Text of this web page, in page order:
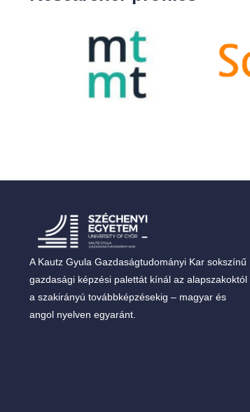
A Kautz Gyula Gazdaságtudományi Kar sokszínű
gazdasági képzési palettát kínál az alapszakoktól
a szakirányú továbbképzésekig – magyar és
angol nyelven egyaránt.